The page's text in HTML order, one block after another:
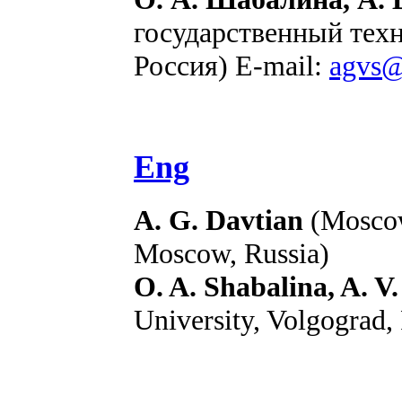
государственный
Россия) E-mail:
Eng
A. G. Davtian
Moscow, Russia)
O. A. Shabalina, A.
University,